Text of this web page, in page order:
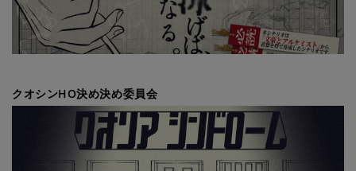
クオシンHO決め決め委員会